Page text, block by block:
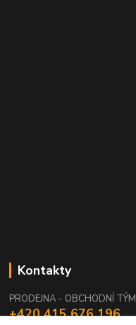
Kontakty
PRODEJNA - OBCHODNÍ TÝM
+420 415 676 196